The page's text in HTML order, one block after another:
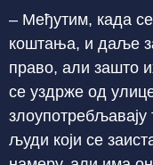
– Међутим, када
коштања, и даље
право, али зашто
се уздрже од
злоупотребљавају
људи који се